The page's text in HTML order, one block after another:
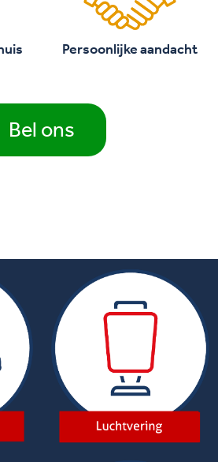
Persoonlijke aandacht
Bel ons